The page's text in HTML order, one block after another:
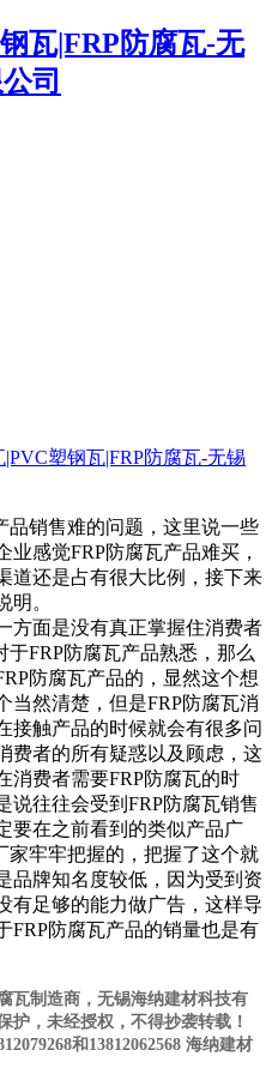
塑钢瓦|FRP防腐瓦-无锡
品销售难的问题，这里说一些
感觉FRP防腐瓦产品难买，
道还是占有很大比例，接下来
明。
方面是没有真正掌握住消费者
FRP防腐瓦产品熟悉，那么
防腐瓦产品的，显然这个想
当然清楚，但是FRP防腐瓦消
接触产品的时候就会有很多问
费者的所有疑惑以及顾虑，这
消费者需要FRP防腐瓦的时
说往往会受到FRP防腐瓦销售
要在之前看到的类似产品广
家牢牢把握的，把握了这个就
品牌知名度较低，因为受到资
有足够的能力做广告，这样导
FRP防腐瓦产品的销量也是有
瓦制造商，无锡海纳建材科技有
护，未经授权，不得抄袭转载！
和13812062568 海纳建材